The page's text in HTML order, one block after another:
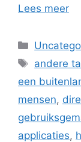
Lees meer
Tags
andere
een
mensen,
applicaties,